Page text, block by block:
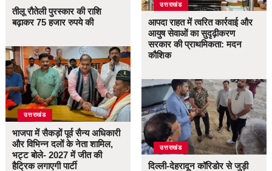
तीलू रौतेली पुरस्कार की राशि
बढ़ाकर 75 हजार रुपये की
उत्तराखंड
भाजपा में सैकड़ों पूर्व सैन्य अधिकारी
और विभिन्न दलों के नेता शामिल,
भट्ट बोले- 2027 में जीत की
हैट्रिक लगाएगी पार्टी
उत्तराखंड
आपदा राहत में त्वरित कार्रवाई और
आयुष सेवाओं का सुदृढ़ीकरण
सरकार की प्राथमिकता: मदन
कौशिक
उत्तराखंड
दिल्ली-देहरादून कॉरिडोर से जुड़ी